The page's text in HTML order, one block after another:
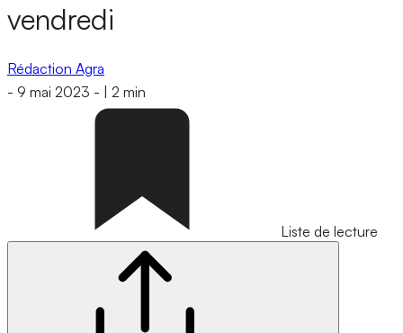
vendredi
Rédaction Agra
- 9 mai 2023 - 2 min
Liste de lecture